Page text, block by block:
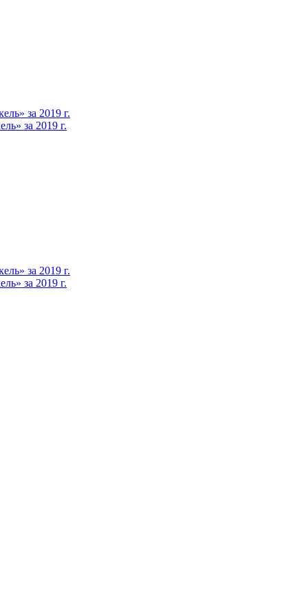
за 2019 г.
за 2019 г.
за 2019 г.
за 2019 г.